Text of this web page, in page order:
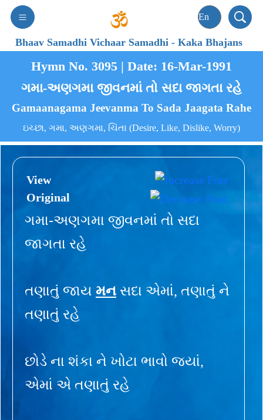
Bhaav Samadhi Vichaar Samadhi-Kaka Bhajans
Hymn No. 3095 | Date: 16-Mar-1991
ગમા-અણગમા જીવનમાં તો સદા જાગતા રહે
Gamaanagama Jeevanma To Sada Jaagata Rahe
ઇચ્છા, ગમા, અણગમા, ચિંતા (Desire, Like, Dislike, Worry)
View
Original
ગમા-અણગમા જીવનમાં તો સદા
જાગતા રહે
તણાતું જાય મન સદા એમાં, તણાતું ને
તણાતું રહે
છોડે ના શંકા ને ખોટા ભાવો જ્યાં,
એમાં એ તણાતું રહે